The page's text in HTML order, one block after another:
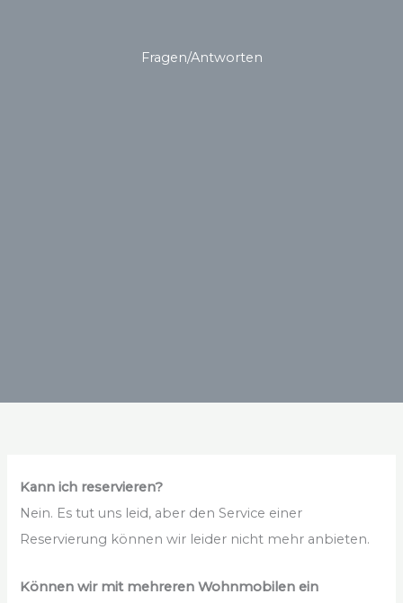
Fragen/Antworten
Kann ich reservieren?
Nein. Es tut uns leid, aber den Service einer
Reservierung können wir leider nicht mehr anbieten.
Können wir mit mehreren Wohnmobilen ein